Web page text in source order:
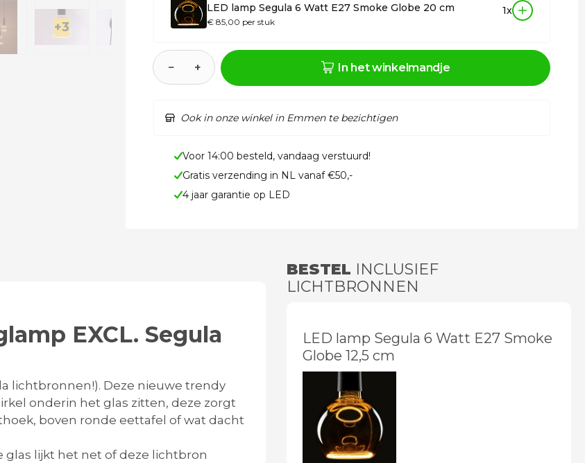
LED lamp Segula 6 Watt E27 Smoke Globe 20 cm
€ 85,00 per stuk
1x
− + In het winkelmandje
Ook in onze winkel in Emmen te bezichtigen
Voor 14:00 besteld, vandaag verstuurd!
Gratis verzending in NL vanaf €50,-
4 jaar garantie op LED
EXCL. Segula
lichtbronnen!). Deze nieuwe trendy
onderin het glas zitten, deze zorgt
boven ronde eettafel of wat dacht
lijkt het net of deze lichtbron
BESTEL INCLUSIEF
LICHTBRONNEN
LED lamp Segula 6 Watt E27 Smoke
Globe 12,5 cm